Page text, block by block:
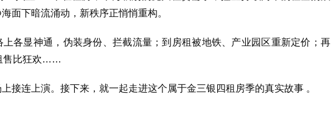
面下暗流涌动，新秩序正悄悄重构。
上各显神通，伪装身份、拦截流量；到房租被地铁、产业园区重新定价；再
售比狂欢……
接连上演。接下来，就一起走进这个属于金三银四租房季的真实故事 。